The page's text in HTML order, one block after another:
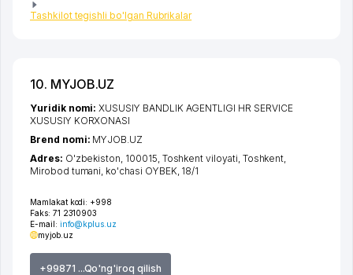
Tashkilot tegishli bo'lgan Rubrikalar
10. MYJOB.UZ
Mamlakat kodi: +998
Faks: 71 2310903
E-mail: info@kplus.uz
myjob.uz
+99871 ...Qo'ng'iroq qilish
Yuridik nomi:XUSUSIY BANDLIK AGENTLIGI HR SERVICE
XUSUSIY KORXONASI
Brend nomi: MYJOB.UZ
Adres: O'zbekiston, 100015, Toshkent viloyati Toshkent
Mirobod tumani ko'chasi OYBEK , 18/1